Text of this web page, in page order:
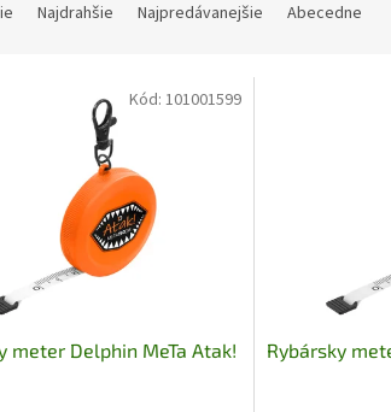
Najdrahšie Najpredávanejšie Abecedne
meter Delphin MeTa Atak!
Kód: 101001599
Rybársky